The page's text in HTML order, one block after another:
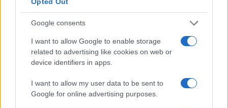
Google consents
I want to allow Google to enable storage
related to advertising like cookies on web or
device identifiers in apps.
I want to allow my user data to be sent to
Google for online advertising purposes.
Prednik, častni član DU Ravne in častni občan Občine
Ravne, je prejel priznanje Zveze društev upokojencev
Slovenije.
Iskrene čestitke ob visokem jubileju.